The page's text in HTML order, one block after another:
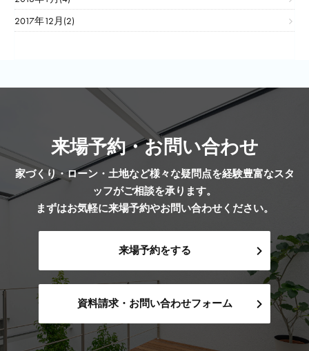
2017年12月(2)
来場予約・お問い合わせ
家づくり・ローン・土地など様々な疑問点を経験豊富なスタ
ッフがご相談を承ります。
まずはお気軽に来場予約やお問い合わせください。
来場予約をする
資料請求・お問い合わせフォーム